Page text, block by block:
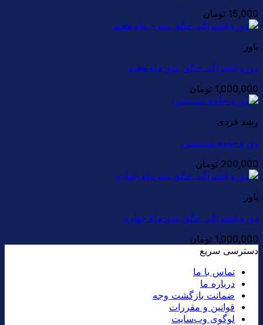
15,000 تومان
باور
دوره اشتراکی خالق شو-ماه هفتم
1,000,000 تومان
رشد فردی
دوره جامع مدیتیشن
200,000 تومان
باور
دوره اشتراکی خالق شو-ماه چهارم
1,000,000 تومان
دسترسی سریع
تماس با ما
درباره ما
ضمانت بازگشت وجه
قوانین و مقررات
لوگوی وب‌سایت